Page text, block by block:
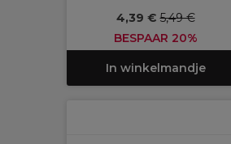
4,39 €5,49 €
BESPAAR 20%
In winkelmandje